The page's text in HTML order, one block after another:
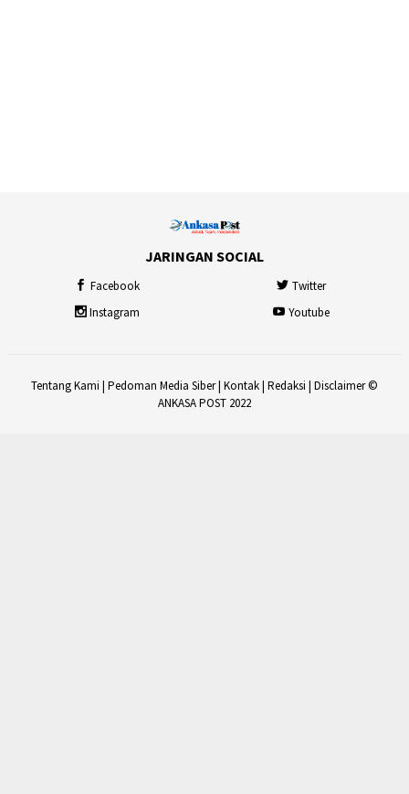
JARINGAN SOCIAL
Facebook
Twitter
Instagram
Youtube
Tentang Kami | Pedoman Media Siber| Kontak| Redaksi | Disclaimer©
ANKASA POST 2022